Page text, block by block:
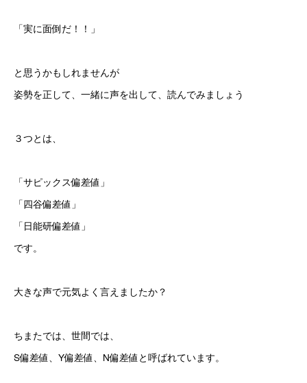
「実に面倒だ！！」
と思うかもしれませんが
姿勢を正して、一緒に声を出して、読んでみましょう
３つとは、
「サピックス偏差値」
「四谷偏差値」
「日能研偏差値」
です。
大きな声で元気よく言えましたか？
ちまたでは、世間では、
S偏差値、Y偏差値、N偏差値と呼ばれています。